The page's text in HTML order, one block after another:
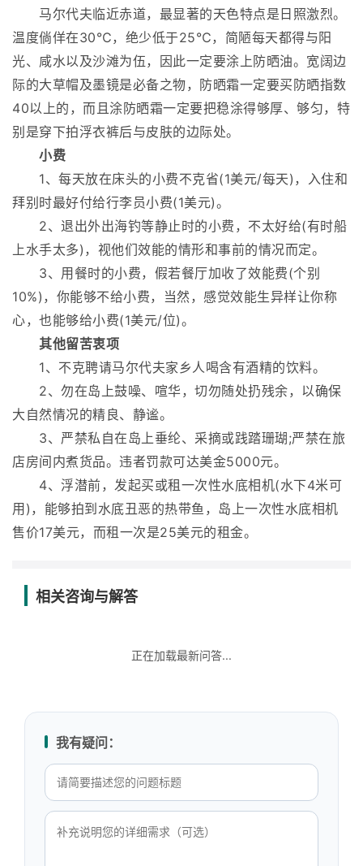
马尔代夫临近赤道，最显著的天色特点是日照激烈。
温度倘佯在30℃，绝少低于25℃，简陋每天都得与阳
光、咸水以及沙滩为伍，因此一定要涂上防晒油。宽阔边
际的大草帽及墨镜是必备之物，防晒霜一定要买防晒指数
40以上的，而且涂防晒霜一定要把稳涂得够厚、够匀，特
别是穿下拍浮衣裤后与皮肤的边际处。
小费
1、每天放在床头的小费不克省(1美元/每天)，入住和
拜别时最好付给行李员小费(1美元)。
2、退出外出海钓等静止时的小费，不太好给(有时船
上水手太多)，视他们效能的情形和事前的情况而定。
3、用餐时的小费，假若餐厅加收了效能费(个别
10%)，你能够不给小费，当然，感觉效能生异样让你称
心，也能够给小费(1美元/位)。
其他留苦衷项
1、不克聘请马尔代夫家乡人喝含有酒精的饮料。
2、勿在岛上鼓噪、喧华，切勿随处扔残余，以确保
大自然情况的精良、静谧。
3、严禁私自在岛上垂纶、采摘或践踏珊瑚;严禁在旅
店房间内煮货品。违者罚款可达美金5000元。
4、浮潜前，发起买或租一次性水底相机(水下4米可
用)，能够拍到水底丑恶的热带鱼，岛上一次性水底相机
售价17美元，而租一次是25美元的租金。
相关咨询与解答
正在加载最新问答...
我有疑问：